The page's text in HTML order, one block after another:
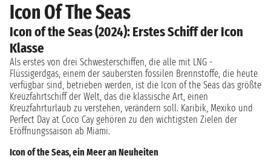
Icon Of The Seas
Icon of the Seas (2024): Erstes Schiff der Icon
Klasse
Als erstes von drei Schwesterschiffen, die alle mit LNG -
Flüssigerdgas, einem der saubersten fossilen Brennstoffe, die heute
verfügbar sind, betrieben werden, ist die Icon of the Seas das größte
Kreuzfahrtschiff der Welt, das die klassische Art, einen
Kreuzfahrturlaub zu verstehen, verändern soll. Karibik, Mexiko und
Perfect Day at Coco Cay gehören zu den wichtigsten Zielen der
Eröffnungssaison ab Miami.
Icon of the Seas, ein Meer an Neuheiten